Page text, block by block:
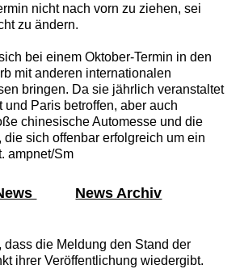
nicht nach vorn zu ziehen, sei
zu ändern.
bei einem Oktober-Termin in den
mit anderen internationalen
bringen. Da sie jährlich veranstaltet
und Paris betroffen, aber auch
chinesische Automesse und die
die sich offenbar erfolgreich um ein
ampnet/Sm
News Archiv
dass die Meldung den Stand der
ihrer Veröffentlichung wiedergibt.